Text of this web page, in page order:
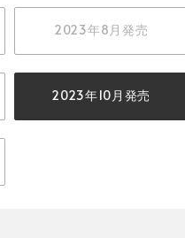
2023年8月発売
2023年10月発売